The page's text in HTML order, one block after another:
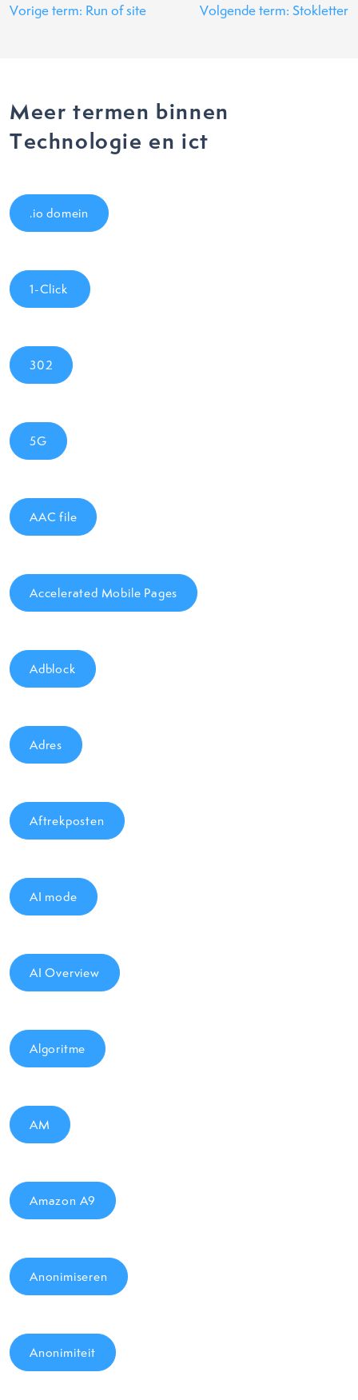
Vorige term: Run of site Volgende term: Stokletter
Meer termen binnen
Technologie en ict
.io domein
1-Click
302
5G
AAC file
Accelerated Mobile Pages
Adblock
Adres
Aftrekposten
AI mode
AI Overview
Algoritme
AM
Amazon A9
Anonimiseren
Anonimiteit